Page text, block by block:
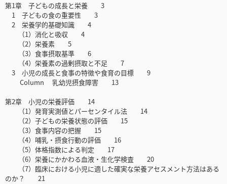
第1章 子どもの成長と栄養 3
1 子どもの食の重要性 3
2 栄養学的基礎知識 4
（1）消化と吸収 4
（2）栄養素 5
（3）食事摂取基準 6
（4）栄養素の過剰摂取と不足 7
3 小児の成長と食事の特徴や食育の目標 9
Column 乳幼児摂食障害 13
第2章 小児の栄養評価 14
（1）発育実測値とパーセンタイル法 14
（2）子どもの栄養状態の評価 15
（3）食事内容の把握 15
（4）哺乳・摂食行動の評価 16
（5）体格指数による判定 17
（6）栄養にかかわる血液・生化学検査 20
（7）臨床における小児に適した確実な栄養アセスメント方法はある
のか？ 21